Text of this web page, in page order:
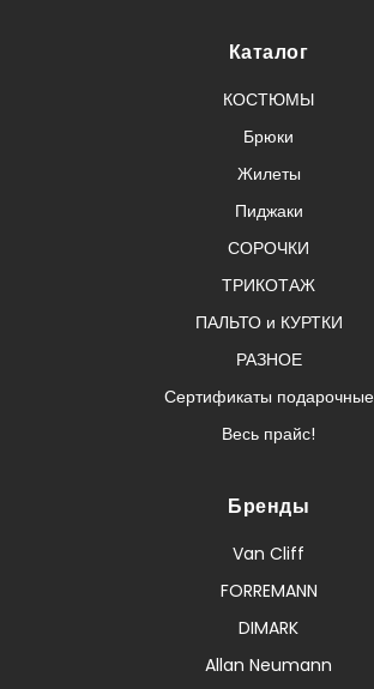
Каталог
КОСТЮМЫ
Брюки
Жилеты
Пиджаки
СОРОЧКИ
ТРИКОТАЖ
ПАЛЬТО и КУРТКИ
РАЗНОЕ
Сертификаты подарочные
Весь прайс!
Бренды
Van Cliff
FORREMANN
DIMARK
Allan Neumann